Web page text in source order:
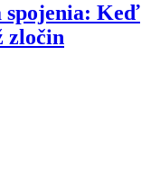
spojenia: Keď
zločin